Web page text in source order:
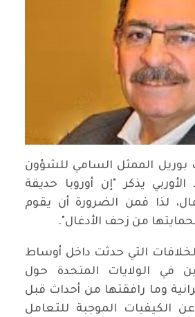
الممثل السامي للشؤون
الأوربي يذكر "إن أوروبا حديقة
لذا فمن الضرورة أن يقوم
من زحف الأدغال".
التي حدثت داخل أوساط
في الولايات المتحدة حول
وما رافقتها من أحداث قبل
الكيفيات الموجبة للتعامل